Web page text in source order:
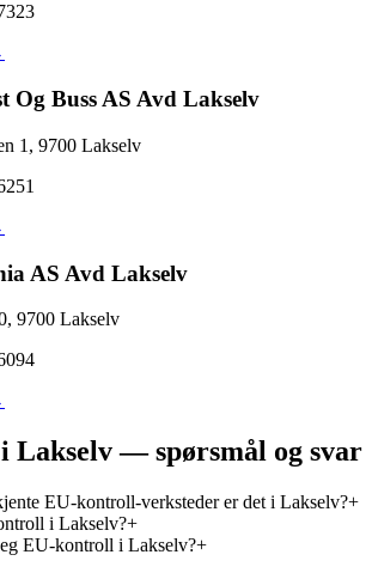
Og Buss AS Avd Lakselv
1 , 9700 Lakselv
AS Avd Lakselv
, 9700 Lakselv
Lakselv — spørsmål og svar
EU-kontroll-verksteder er det i Lakselv?+
i Lakselv?+
EU-kontroll i Lakselv?+